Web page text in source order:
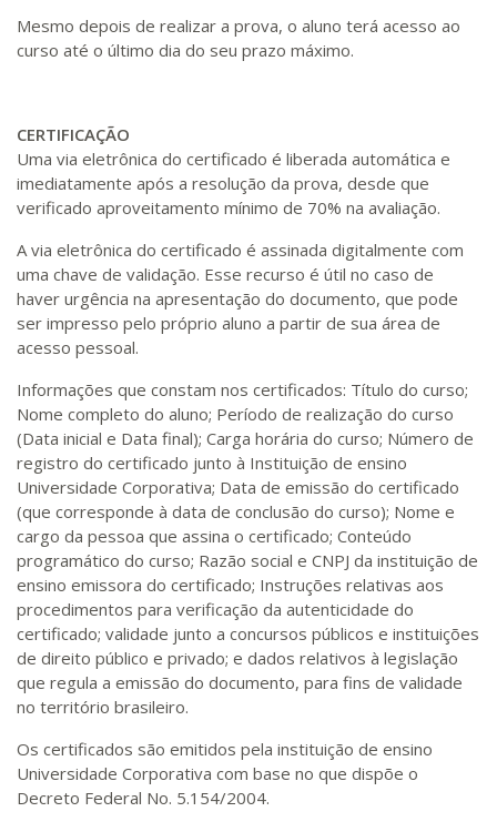
Mesmo depois de realizar a prova, o aluno terá acesso ao
curso até o último dia do seu prazo máximo.
CERTIFICAÇÃO
Uma via eletrônica do certificado é liberada automática e
imediatamente após a resolução da prova, desde que
verificado aproveitamento mínimo de 70% na avaliação.
A via eletrônica do certificado é assinada digitalmente com
uma chave de validação. Esse recurso é útil no caso de
haver urgência na apresentação do documento, que pode
ser impresso pelo próprio aluno a partir de sua área de
acesso pessoal.
Informações que constam nos certificados: Título do curso;
Nome completo do aluno; Período de realização do curso
(Data inicial e Data final); Carga horária do curso; Número de
registro do certificado junto à Instituição de ensino
Universidade Corporativa; Data de emissão do certificado
(que corresponde à data de conclusão do curso); Nome e
cargo da pessoa que assina o certificado; Conteúdo
programático do curso; Razão social e CNPJ da instituição de
ensino emissora do certificado; Instruções relativas aos
procedimentos para verificação da autenticidade do
certificado; validade junto a concursos públicos e instituições
de direito público e privado; e dados relativos à legislação
que regula a emissão do documento, para fins de validade
no território brasileiro.
Os certificados são emitidos pela instituição de ensino
Universidade Corporativa com base no que dispõe o
Decreto Federal No. 5.154/2004.